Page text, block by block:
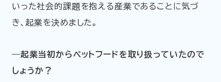
いった社会的課題を抱える産業であることに気づ
き、起業を決めました。
―起業当初からペットフードを取り扱っていたので
しょうか？